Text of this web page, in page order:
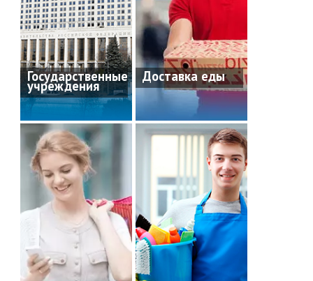
Государственные
учреждения
Доставка еды